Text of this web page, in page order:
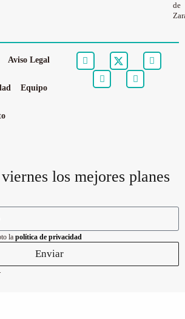
de
Aviso Legal
Equipo
los mejores planes
la política de privacidad
Enviar